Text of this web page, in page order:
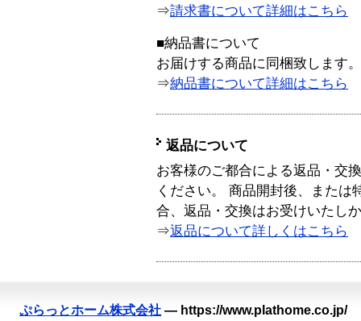
⇒請求書について詳細はこちら
■納品書について
お届けする商品に同梱致します。
⇒納品書について詳細はこちら
返品について
お客様のご都合による返品・交
ください。 商品開封後、または
合、返品・交換はお受けいたし
⇒返品について詳しくはこちら
ぷらっとホーム株式会社 — https://www.plathome.co.jp/